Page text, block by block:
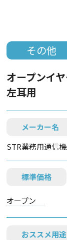
その他
オープンイ
左耳用
メーカー名
STR業務用通信
標準価格
オープン
おススメ用途